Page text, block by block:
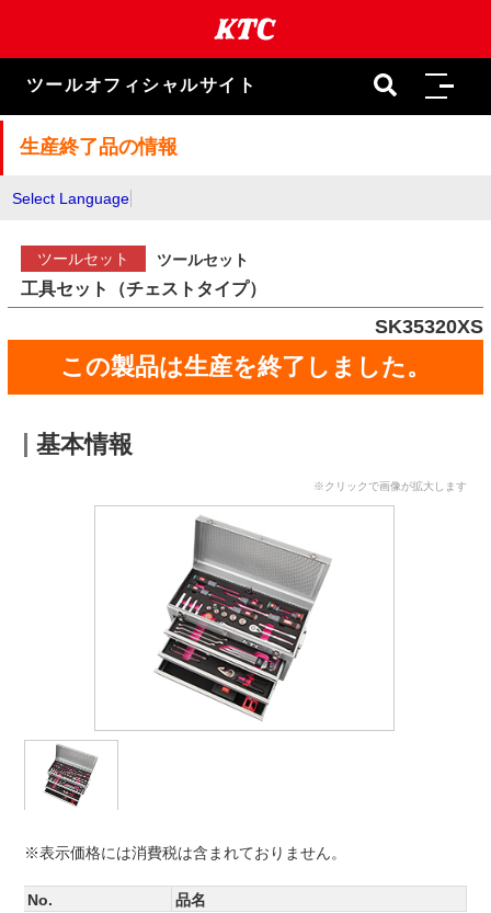
ま
キ
ツールオフィシャルサイト
生産終了品の情報
Select Language
ツールセット ツールセット
工具セット（チェストタイプ）
SK35320XS
この製品は生産を終了しました。
基本情報
※クリックで画像が拡大します
※表示価格には消費税は含まれておりません。
No.
品名